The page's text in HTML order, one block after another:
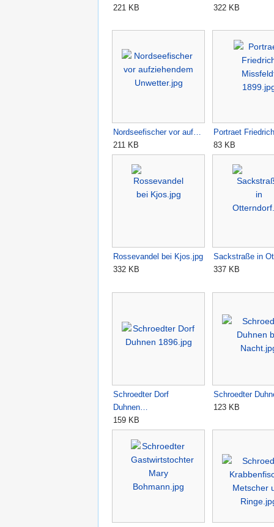
221 KB
322 KB
Nordseefischer vor auf…
211 KB
Portraet
83 KB
Rossevandel bei Kjos.jpg
332 KB
Sackstraße in
337 KB
Schroedter Dorf
Duhnen…
159 KB
Schroedter
123 KB